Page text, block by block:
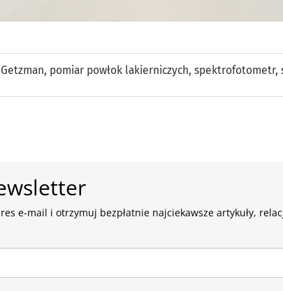
, pomiar powłok lakierniczych, spektrofotometr,
e-mail i otrzymuj bezpłatnie najciekawsze artykuły,